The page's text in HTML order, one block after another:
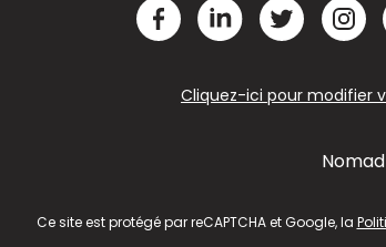
Cliquez-ici pour modifier
Ce site est protégé par reCAPTCHA et Google, la